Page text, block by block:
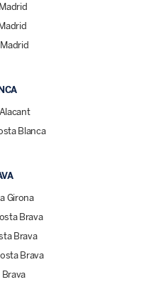
Blanca
Girona
Brava
Brava
Brava
Brava